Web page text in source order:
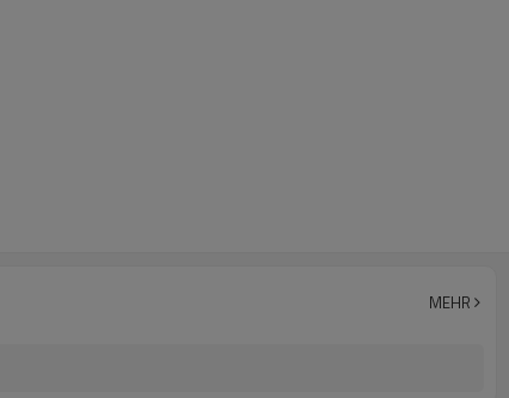
MEHR